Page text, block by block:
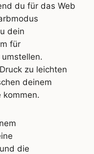
du für das Web
dein
für
zu leichten
deinem
kommen.
die